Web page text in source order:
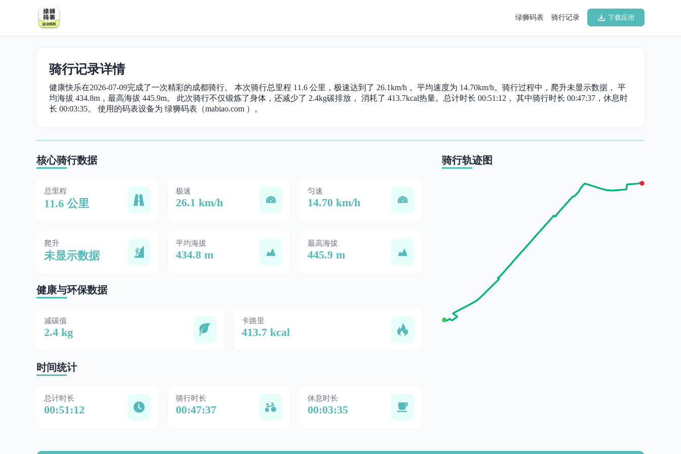
下载应用
骑行记录
绿狮码表
骑行记录详情
健康快乐在2026-07-09完成了一次精彩的成都骑行。 本次骑行总里程 11.6 公里，极速达到了 26.1km/h， 平均速度为 14.70km/h。骑行过程中，爬升未显示数据， 平
均海拔 434.8m，最高海拔 445.9m。 此次骑行不仅锻炼了身体，还减少了 2.4kg碳排放， 消耗了 413.7kcal热量。总计时长 00:51:12， 其中骑行时长 00:47:37，休息时
长 00:03:35。 使用的码表设备为 绿狮码表（mabiao.com ）。
核心骑行数据
总里程
11.6 公里
极速
26.1 km/h
匀速
14.70 km/h
爬升
未显示数据
平均海拔
434.8 m
最高海拔
445.9 m
健康与环保数据
减碳值
2.4 kg
卡路里
413.7 kcal
时间统计
总计时长
00:51:12
骑行时长
00:47:37
休息时长
00:03:35
骑行轨迹图